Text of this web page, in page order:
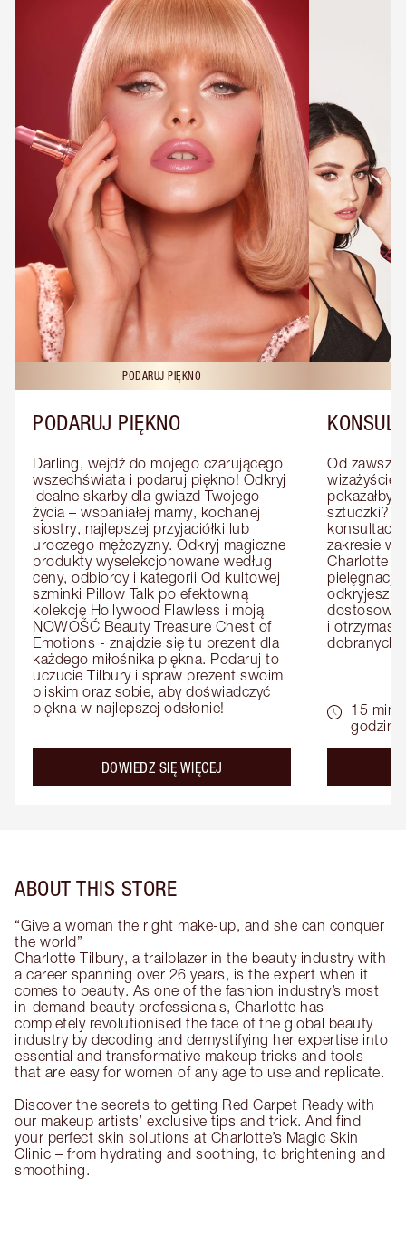
PODARUJ PIĘKNO
PODARUJ PIĘKNO
Darling, wejdź do mojego czarującego
wszechświata i podaruj piękno! Odkryj
idealne skarby dla gwiazd Twojego
życia – wspaniałej mamy, kochanej
siostry, najlepszej przyjaciółki lub
uroczego mężczyzny. Odkryj magiczne
produkty wyselekcjonowane według
ceny, odbiorcy i kategorii Od kultowej
szminki Pillow Talk po efektowną
kolekcję Hollywood Flawless i moją
NOWOŚĆ Beauty Treasure Chest of
Emotions - znajdzie się tu prezent dla
każdego miłośnika piękna. Podaruj to
uczucie Tilbury i spraw prezent swoim
bliskim oraz sobie, aby doświadczyć
piękna w najlepszej odsłonie!
DOWIEDZ SIĘ WIĘCEJ
Od zawsze
wizażyście
pokazałby
sztuczki?
zakresie
Charlotte
pielęgnacji
odkryjesz
i otrzymasz
dobranych
15
godziny
ABOUT THIS STORE
“Give a woman the right make-up, and she can conquer
the world”
Charlotte Tilbury, a trailblazer in the beauty industry with
a career spanning over 26 years, is the expert when it
comes to beauty. As one of the fashion industry’s most
in-demand beauty professionals, Charlotte has
completely revolutionised the face of the global beauty
industry by decoding and demystifying her expertise into
essential and transformative makeup tricks and tools
that are easy for women of any age to use and replicate.
Discover the secrets to getting Red Carpet Ready with
our makeup artists’ exclusive tips and trick. And find
your perfect skin solutions at Charlotte’s Magic Skin
Clinic – from hydrating and soothing, to brightening and
smoothing.